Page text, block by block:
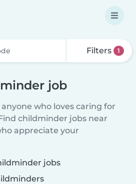
Filters 1
job
who loves caring for
childminder jobs near
appreciate your
jobs